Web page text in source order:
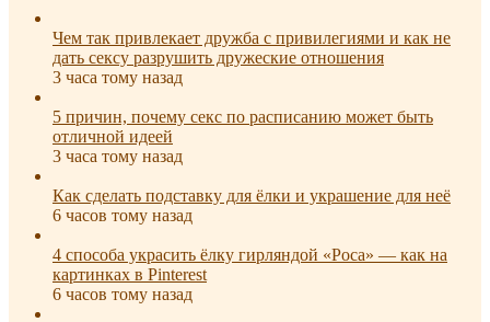
Чем так привлекает дружба с привилегиями и как не
дать сексу разрушить дружеские отношения
3 часа тому назад
5 причин, почему секс по расписанию может быть
отличной идеей
3 часа тому назад
Как сделать подставку для ёлки и украшение для неё
6 часов тому назад
4 способа украсить ёлку гирляндой «Роса» — как на
картинках в Pinterest
6 часов тому назад